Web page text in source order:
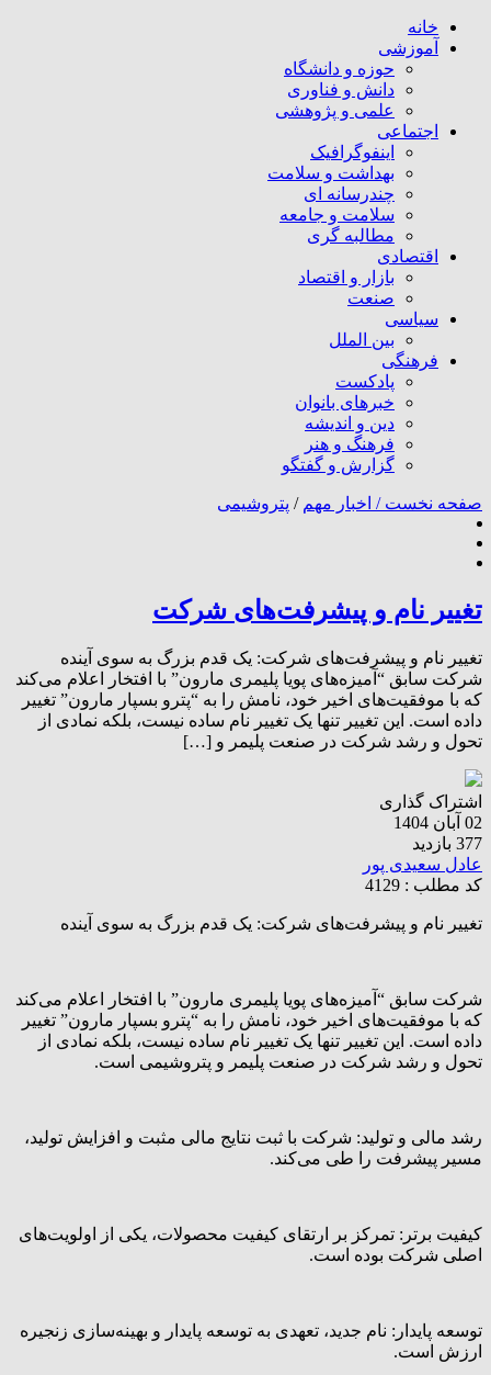
خانه
آموزشی
حوزه و دانشگاه
دانش و فناوری
علمی و پژوهشی
اجتماعی
اینفوگرافیک
بهداشت و سلامت
چندرسانه ای
سلامت و جامعه
مطالبه گری
اقتصادی
بازار و اقتصاد
صنعت
سیاسی
بین الملل
فرهنگی
پادکست
خبرهای بانوان
دین و اندیشه
فرهنگ و هنر
گزارش و گفتگو
صفحه نخست / اخبار مهم / پتروشیمی
تغییر نام و پیشرفت‌های شرکت
تغییر نام و پیشرفت‌های شرکت: یک قدم بزرگ به سوی آینده
شرکت سابق “آمیزه‌های پویا پلیمری مارون” با افتخار اعلام می‌کند
که با موفقیت‌های اخیر خود، نامش را به “پترو بسپار مارون” تغییر
داده است. این تغییر تنها یک تغییر نام ساده نیست، بلکه نمادی از
تحول و رشد شرکت در صنعت پلیمر و […]
اشتراک گذاری
02 آبان 1404
377 بازدید
عادل سعیدی پور
کد مطلب : 4129
تغییر نام و پیشرفت‌های شرکت: یک قدم بزرگ به سوی آینده
شرکت سابق “آمیزه‌های پویا پلیمری مارون” با افتخار اعلام می‌کند
که با موفقیت‌های اخیر خود، نامش را به “پترو بسپار مارون” تغییر
داده است. این تغییر تنها یک تغییر نام ساده نیست، بلکه نمادی از
تحول و رشد شرکت در صنعت پلیمر و پتروشیمی است.
رشد مالی و تولید: شرکت با ثبت نتایج مالی مثبت و افزایش تولید،
مسیر پیشرفت را طی می‌کند.
کیفیت برتر: تمرکز بر ارتقای کیفیت محصولات، یکی از اولویت‌های
اصلی شرکت بوده است.
توسعه پایدار: نام جدید، تعهدی به توسعه پایدار و بهینه‌سازی زنجیره
ارزش است.